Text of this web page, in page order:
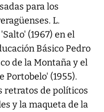
para los
L.
(1967) en el
Básico Pedro
de la Montaña y el
Portobelo' (1955).
retratos de políticos
y la maqueta de la